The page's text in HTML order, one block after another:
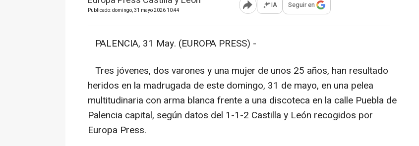
Publicado: domingo, 31 mayo 2026 10:44 Abrir opciones para compartir
IA Seguir en
PALENCIA, 31 May. (EUROPA PRESS) -
Tres jóvenes, dos varones y una mujer de unos 25 años, han resultado
heridos en la madrugada de este domingo, 31 de mayo, en una pelea
multitudinaria con arma blanca frente a una discoteca en la calle Puebla de
Palencia capital, según datos del 1-1-2 Castilla y León recogidos por
Europa Press.